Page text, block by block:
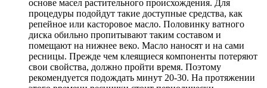
основе масел растительного происхождения. Для
процедуры подойдут такие доступные средства, как
репейное или касторовое масло. Половинку ватного
диска обильно пропитывают таким составом и
помещают на нижнее веко. Масло наносят и на сами
ресницы. Прежде чем клеящиеся компоненты потеряют
свои свойства, должно пройти время. Поэтому
рекомендуется подождать минут 20-30. На протяжении